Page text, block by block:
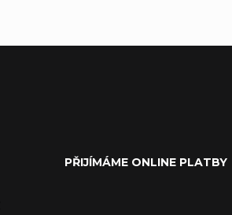
PŘIJÍMÁME ONLINE PLATBY